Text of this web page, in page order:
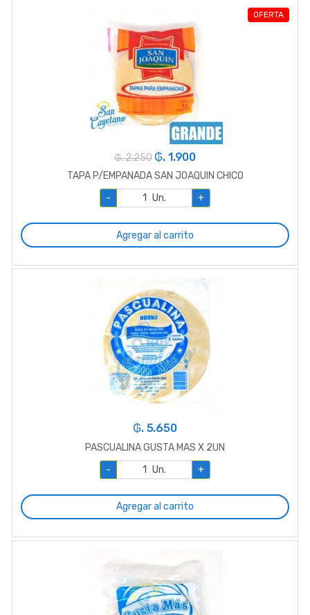
OFERTA
₲. 2.250 ₲. 1.900
TAPA P/EMPANADA SAN JOAQUIN CHICO
-
Un. +
Agregar al carrito
₲. 5.650
PASCUALINA GUSTA MAS X 2UN
-
Un. +
Agregar al carrito